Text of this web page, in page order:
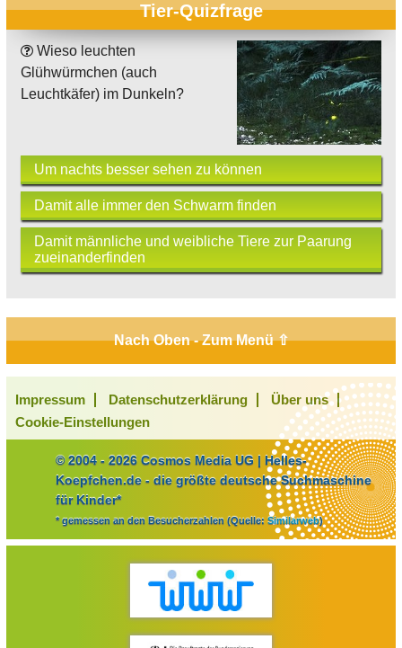
Tier-Quizfrage
Wieso leuchten
Glühwürmchen (auch
Leuchtkäfer) im Dunkeln?
Um nachts besser sehen zu können
Damit alle immer den Schwarm finden
Damit männliche und weibliche Tiere zur Paarung
zueinanderfinden
Nach Oben - Zum Menü ⇧
Impressum Datenschutzerklärung
Über uns
Cookie-Einstellungen
© 2004 - 2026 Cosmos Media UG | Helles-
Koepfchen.de - die größte deutsche Suchmaschine
für Kinder*
* gemessen an den Besucherzahlen (Quelle: Similarweb)